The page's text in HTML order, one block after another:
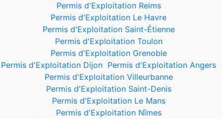
Permis d'Exploitation Reims
Permis d'Exploitation Le Havre
Permis d'Exploitation Saint-Étienne
Permis d'Exploitation Toulon
Permis d'Exploitation Grenoble
Permis d'Exploitation Dijon Permis d'Exploitation Angers
Permis d'Exploitation Villeurbanne
Permis d'Exploitation Saint-Denis
Permis d'Exploitation Le Mans
Permis d'Exploitation Nîmes